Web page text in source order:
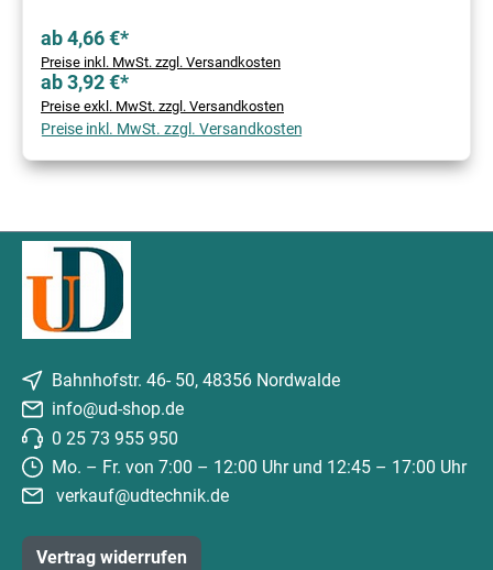
ab 4,66 €*
Preise inkl. MwSt. zzgl. Versandkosten
ab 3,92 €*
Preise exkl. MwSt. zzgl. Versandkosten
Preise inkl. MwSt. zzgl. Versandkosten
Bahnhofstr. 46- 50, 48356 Nordwalde
info@ud-shop.de
0 25 73 955 950
Mo. – Fr. von 7:00 – 12:00 Uhr und 12:45 – 17:00 Uhr
verkauf@udtechnik.de
Vertrag widerrufen